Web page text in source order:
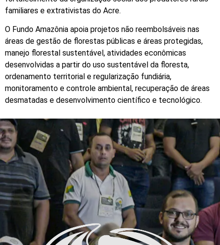
familiares e extrativistas do Acre.
O Fundo Amazônia apoia projetos não reembolsáveis nas
áreas de gestão de florestas públicas e áreas protegidas,
manejo florestal sustentável, atividades econômicas
desenvolvidas a partir do uso sustentável da floresta,
ordenamento territorial e regularização fundiária,
monitoramento e controle ambiental, recuperação de áreas
desmatadas e desenvolvimento científico e tecnológico.